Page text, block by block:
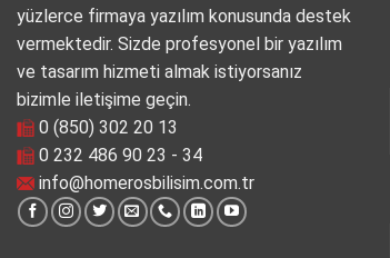
yüzlerce firmaya yazılım konusunda destek
vermektedir. Sizde profesyonel bir yazılım
ve tasarım hizmeti almak istiyorsanız
bizimle iletişime geçin.
0 (850) 302 20 13
0 232 486 90 23 - 34
info@homerosbilisim.com.tr